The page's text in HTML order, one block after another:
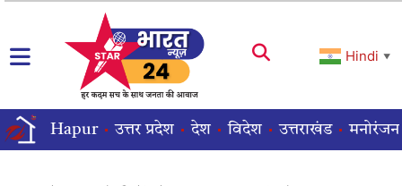
Hindi ▼
Hapur उत्तर प्रदेश देश विदेश उत्तराखंड मनोरंजन